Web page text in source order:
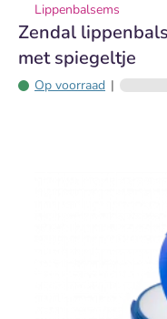
Lippenbalsems
Zendal
met spiegeltje
Op voorraad |